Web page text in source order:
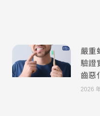
嚴重
驗證
齒惡
2026